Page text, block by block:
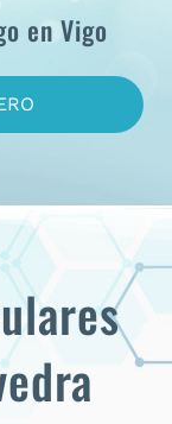
en Vigo